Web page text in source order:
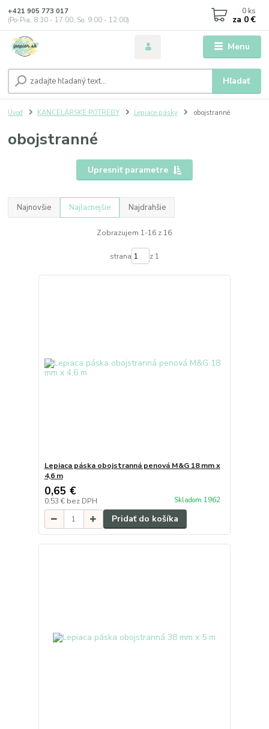
Menu
Hľadať
+421 905 773 017
(Po-Pia, 8:30 - 17:00, So: 9:00 - 12:00)
0 ks
za 0 €
Úvod KANCELÁRSKE POTREBY Lepiace pásky obojstranné
obojstranné
Upresniť parametre
Najnovšie Najlacnejšie Najdrahšie
Zobrazujem 1-16 z 16
strana z 1
Lepiaca páska obojstranná penová M&G 18 mm x
4,6 m
0,65 €
0,53 € bez DPH Skladom 1962
Pridať do košíka